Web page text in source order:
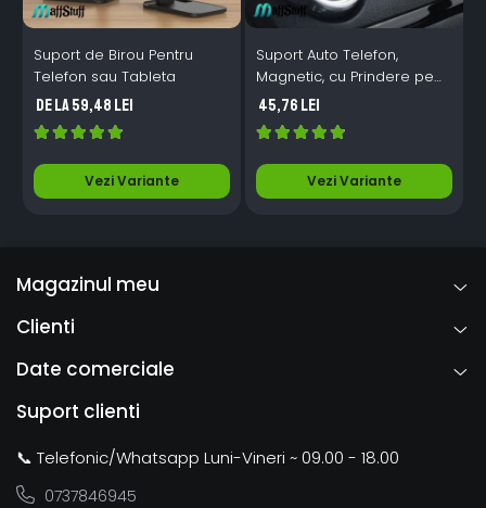
Suport de Birou Pentru
Telefon sau Tableta
de la 59,48 Lei
Vezi Variante
Suport Auto Telefon,
Magnetic, cu Prindere pe
Grila de Ventilatie
45,76 Lei
Vezi Variante
Magazinul meu
Clienti
Date comerciale
Suport clienti
📞 Telefonic/Whatsapp Luni-Vineri ~ 09.00 - 18.00
0737846945